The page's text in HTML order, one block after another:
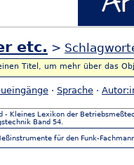
etc. >
Titel, um mehr über das
· Sprache ·
- Kleines Lexikon der
Band 54.
für den Funk-